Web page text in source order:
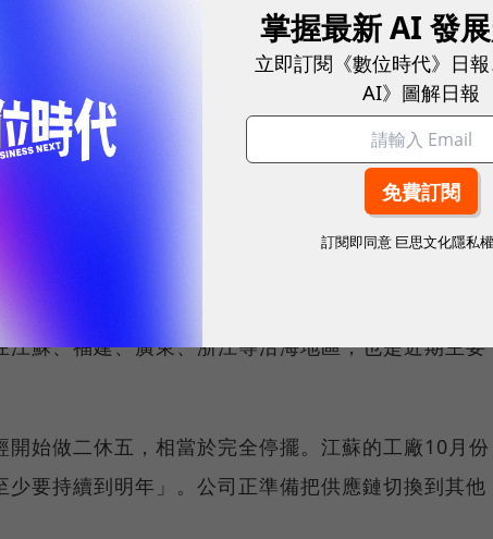
月發布報告稱，iPhone目前面臨的最大挑戰是零件
（Motorola）供應智慧型手錶的電子科技公司CEO
司大約30%的產能，如果持續下去，可能會影響
球永續指標企業認證☀️100 MVP等你角逐雙獎榮譽
蘇、福建、廣東、浙江等沿海地區，也是近期主要
始做二休五，相當於完全停擺。江蘇的工廠10月份
要持續到明年」。公司正準備把供應鏈切換到其他
掌握最新 AI 發展
立即訂閱《數位時代》日
AI》圖解日報
訂閱即同意 巨思文化隱私